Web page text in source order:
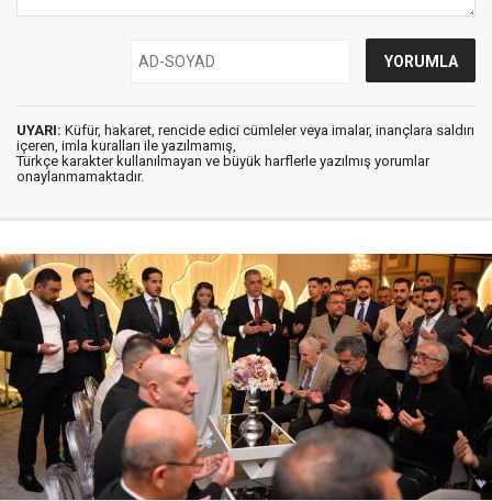
UYARI: Küfür, hakaret, rencide edici cümleler veya imalar, inançlara saldırı
içeren, imla kuralları ile yazılmamış,
Türkçe karakter kullanılmayan ve büyük harflerle yazılmış yorumlar
onaylanmamaktadır.